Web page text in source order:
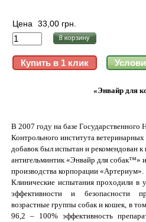
Цена 33,00 грн.
«Энвайр для
В 2007 году на базе Государственного
Контрольного института
добавок был испытан и рекомендован
антигельминтик «Энвайр для собак™»
производства корпорации «Артериум».
Клинические испытания проходили в
эффективности и безопасности
возрастные группы собак и кошек, в
96,2 – 100% эффективность